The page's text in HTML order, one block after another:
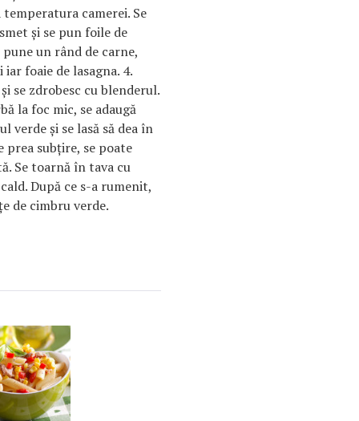
temperatura camerei. Se
şi se pun foile de
un rând de carne,
foaie de lasagna. 4.
se zdrobesc cu blenderul.
la foc mic, se adaugă
verde şi se lasă să dea în
prea subţire, se poate
Se toarnă în tava cu
După ce s-a rumenit,
de cimbru verde.